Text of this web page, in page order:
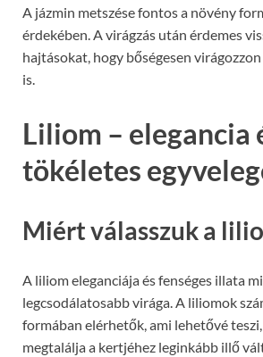
A jázmin metszése fontos a növény
érdekében. A virágzás után érdemes
hajtásokat, hogy bőségesen
is.
Liliom – elegancia
tökéletes
Miért válasszuk a
A liliom eleganciája és fenséges illata
legcsodálatosabb virága. A liliomok
formában elérhetők, ami lehetővé
megtalálja a kertjéhez leginkább illő